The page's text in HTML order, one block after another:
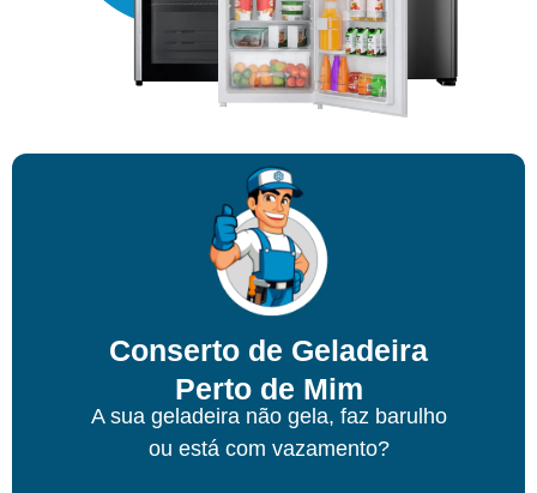
Conserto de Geladeira
Perto de Mim
A sua geladeira não gela, faz barulho
ou está com vazamento?